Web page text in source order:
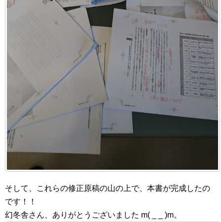
そして、これらの修正原稿の山の上で、本書が完成したの
です！！
幻冬舎さん、ありがとうございました m( _ _ )m。